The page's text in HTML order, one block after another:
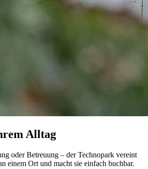
Alltag
oder Betreuung – der Technopark vereint
einem Ort und macht sie einfach buchbar.